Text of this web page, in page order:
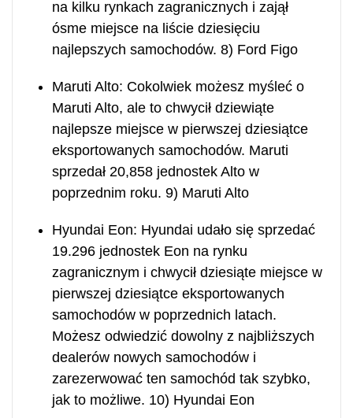
na kilku rynkach zagranicznych i zajął
ósme miejsce na liście dziesięciu
najlepszych samochodów. 8) Ford Figo
Maruti Alto: Cokolwiek możesz myśleć o
Maruti Alto, ale to chwycił dziewiąte
najlepsze miejsce w pierwszej dziesiątce
eksportowanych samochodów. Maruti
sprzedał 20,858 jednostek Alto w
poprzednim roku. 9) Maruti Alto
Hyundai Eon: Hyundai udało się sprzedać
19.296 jednostek Eon na rynku
zagranicznym i chwycił dziesiąte miejsce w
pierwszej dziesiątce eksportowanych
samochodów w poprzednich latach.
Możesz odwiedzić dowolny z najbliższych
dealerów nowych samochodów i
zarezerwować ten samochód tak szybko,
jak to możliwe. 10) Hyundai Eon